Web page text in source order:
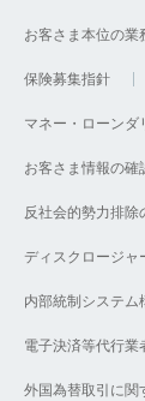
お客さま本位の業
保険募集指針
マネー・ローンダ
お客さま情報の確
反社会的勢力排除
ディスクロージャ
内部統制システム
電子決済等代行業
外国為替取引に関